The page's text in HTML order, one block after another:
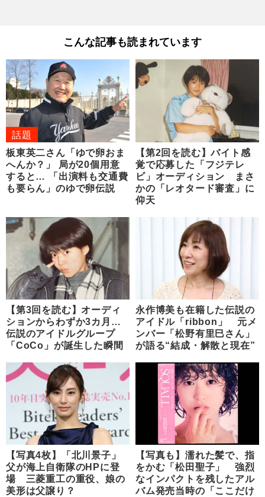
こんな記事も読まれています
話題
板東英二さん「ゆで卵おま
へんか？」 局が20個用意
すると… 「出演料も交通費
も要らん」のゆで卵伝説
【第2回を読む】バイト感
覚で応募した「フジテレ
ビ」オーディション まさ
かの「レオタード審査」に
仰天
【第3回を読む】オーディ
ションからわずか3カ月…
伝説のアイドルグループ
「CoCo」が誕生した瞬間
永作博美も在籍した伝説の
アイドル「ribbon」 元メ
ンバー「松野有里巳さん」
が語る“結成・解散と現在”
【写真4枚】「北川景子」
父が海上自衛隊のHPに登
場 三菱重工の重役、娘の
美形は父譲り？
【写真も】濡れた髪で、指
をかむ「松田聖子」 強烈
なインパクトを残したアル
バム発売当時の「ここだけ